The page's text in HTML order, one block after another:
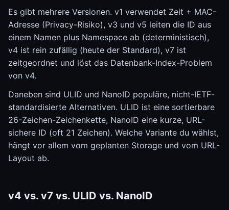
Es gibt mehrere Versionen. v1 verwendet Zeit + MAC-
Adresse (Privacy-Risiko), v3 und v5 leiten die ID aus
einem Namen plus Namespace ab (deterministisch),
v4 ist rein zufällig (heute der Standard), v7 ist
zeitgeordnet und löst das Datenbank-Index-Problem
von v4.
Daneben sind ULID und NanoID populäre, nicht-IETF-
standardisierte Alternativen. ULID ist eine sortierbare
26-Zeichen-Zeichenkette, NanoID eine kurze, URL-
sichere ID (oft 21 Zeichen). Welche Variante du wählst,
hängt vor allem vom geplanten Storage und vom URL-
Layout ab.
v4 vs. v7 vs. ULID vs. NanoID